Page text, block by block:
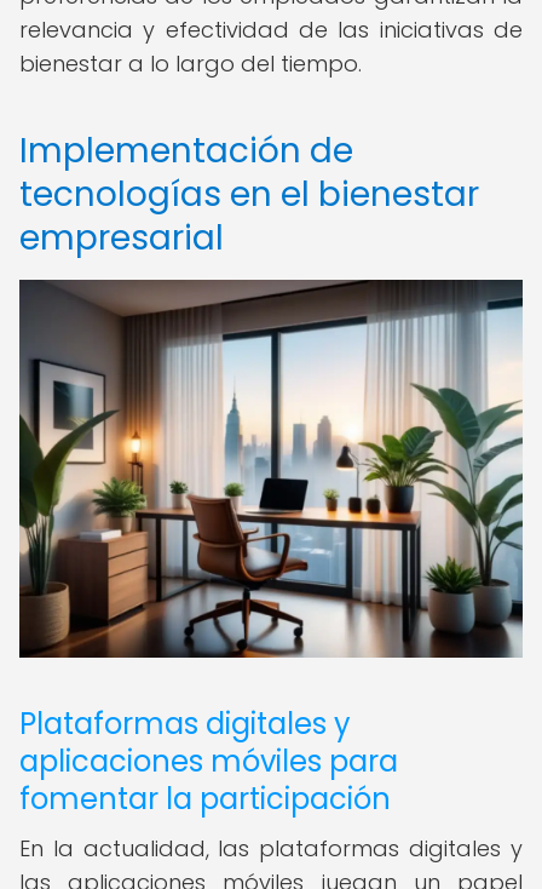
relevancia y efectividad de las iniciativas de
bienestar a lo largo del tiempo.
Implementación de
tecnologías en el bienestar
empresarial
Plataformas digitales y
aplicaciones móviles para
fomentar la participación
En la actualidad, las plataformas digitales y
las aplicaciones móviles juegan un papel